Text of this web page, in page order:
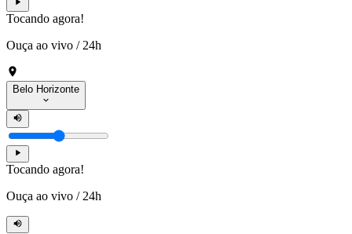
Tocando agora!
Ouça ao vivo / 24h
Belo Horizonte
Tocando agora!
Ouça ao vivo / 24h